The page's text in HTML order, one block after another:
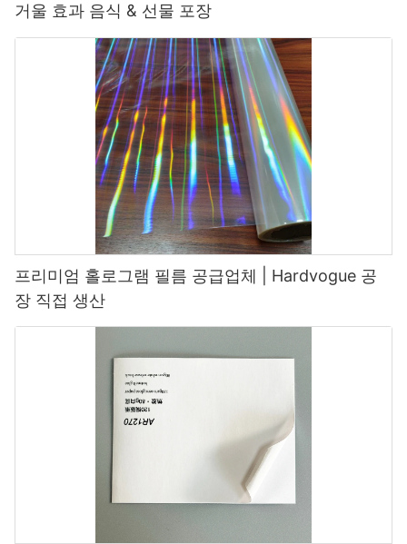
거울 효과 음식 & 선물 포장
프리미엄 홀로그램 필름 공급업체 | Hardvogue 공
장 직접 생산